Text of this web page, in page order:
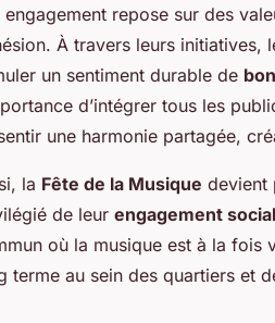
engagement repose sur des
À travers leurs initiatives,
un sentiment durable de
d’intégrer tous les
une harmonie partagée,
la Fête de la Musique devient
de leur engagement social
où la musique est à la fois
terme au sein des quartiers et